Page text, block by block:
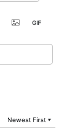
Newest First ▼